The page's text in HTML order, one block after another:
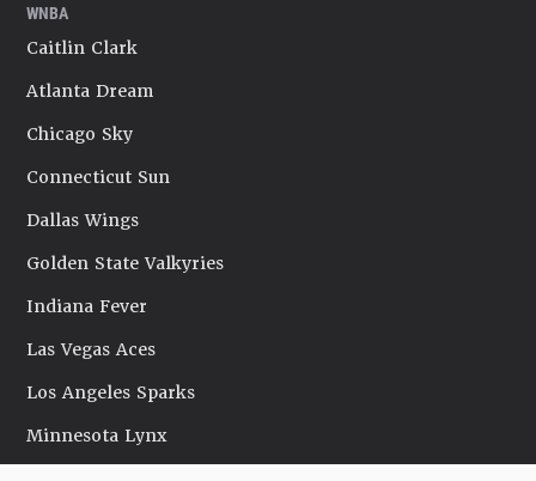
WNBA
Caitlin Clark
Atlanta Dream
Chicago Sky
Connecticut Sun
Dallas Wings
Golden State Valkyries
Indiana Fever
Las Vegas Aces
Los Angeles Sparks
Minnesota Lynx